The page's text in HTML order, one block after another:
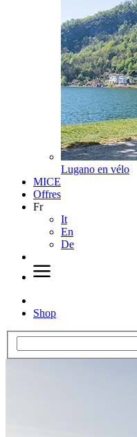
Lugano en vélo
MICE
Offres
Fr
It
En
De
Shop